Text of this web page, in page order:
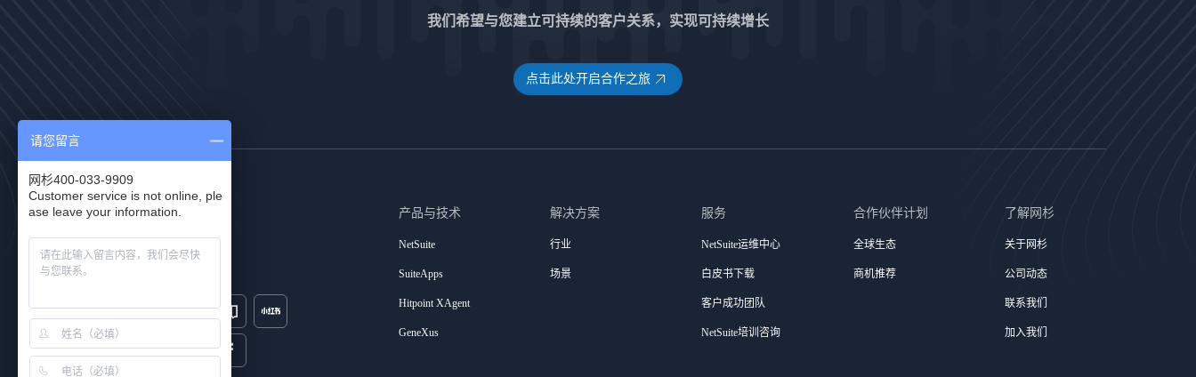
我们希望与您建立可持续的客户关系，实现可持续增长
点击此处开启合作之旅
产品与技术
NetSuite
SuiteApps
Hitpoint XAgent
GeneXus
解决方案
行业
场景
服务
NetSuite运维中心
白皮书下载
客户成功团队
NetSuite培训咨询
合作伙伴计划
全球生态
商机推荐
了解网杉
关于网杉
公司动态
联系我们
加入我们
请您留言
网杉400-033-9909
Customer service is not online, ple
ase leave your information.